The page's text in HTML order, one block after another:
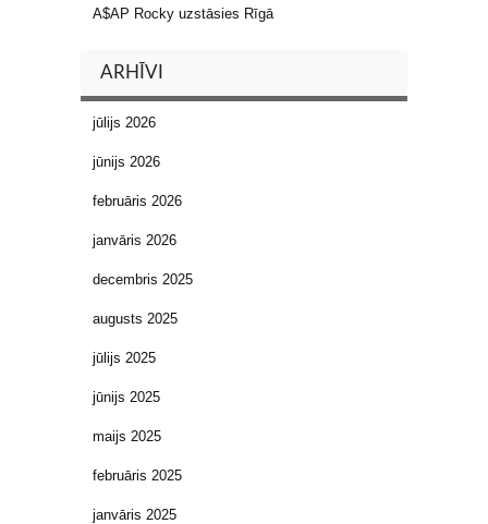
A$AP Rocky uzstāsies Rīgā
ARHĪVI
jūlijs 2026
jūnijs 2026
februāris 2026
janvāris 2026
decembris 2025
augusts 2025
jūlijs 2025
jūnijs 2025
maijs 2025
februāris 2025
janvāris 2025